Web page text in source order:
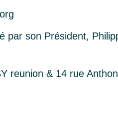
par son Président,
reunion & 14 rue